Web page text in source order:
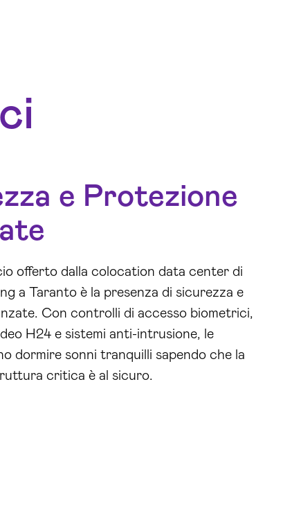
e Protezione
offerto dalla colocation data center di
a Taranto è la presenza di sicurezza e
Con controlli di accesso biometrici,
H24 e sistemi anti-intrusione, le
dormire sonni tranquilli sapendo che la
critica è al sicuro.